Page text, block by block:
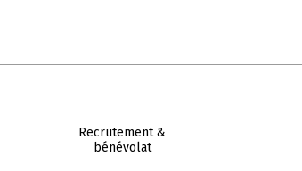
Recrutement &
bénévolat